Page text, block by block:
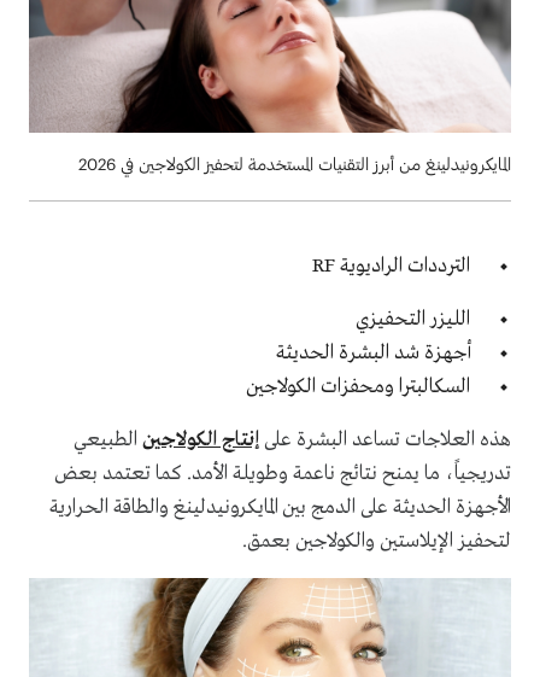
المايكرونيدلينغ من أبرز التقنيات المستخدمة لتحفيز الكولاجين في 2026
الترددات الراديوية RF
الليزر التحفيزي
أجهزة شد البشرة الحديثة
السكالبترا ومحفزات الكولاجين
هذه العلاجات تساعد البشرة على إنتاج الكولاجين الطبيعي
تدريجياً، ما يمنح نتائج ناعمة وطويلة الأمد. كما تعتمد بعض
الأجهزة الحديثة على الدمج بين المايكرونيدلينغ والطاقة الحرارية
لتحفيز الإيلاستين والكولاجين بعمق.